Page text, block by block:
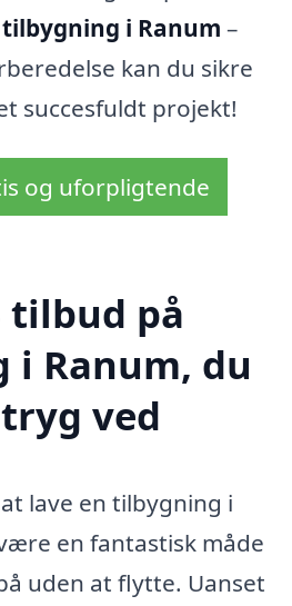
tilbygning i Ranum –
kan du sikre
succesfuldt projekt!
og uforpligtende
tilbud på
Ranum, du
ved
lave en tilbygning i
en fantastisk måde
uden at flytte. Uanset